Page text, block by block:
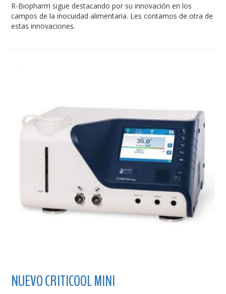
R-Biopharm sigue destacando por su innovación en los
campos de la inocuidad alimentaria. Les contamos de otra de
estas innovaciones.
NUEVO CRITICOOL MINI